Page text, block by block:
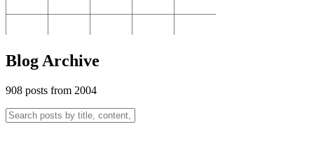
Blog Archive
908 posts from 2004